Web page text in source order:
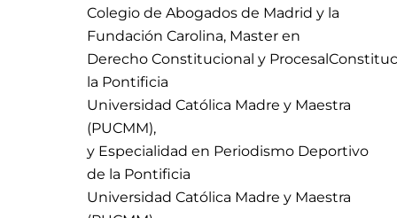
Colegio de Abogados de Madrid y la
Fundación Carolina, Master en
Derecho Constitucional y Procesal
la Pontificia
Universidad Católica Madre y Maestra
(PUCMM),
y Especialidad en Periodismo Deportivo
de la Pontificia
Universidad Católica Madre y Maestra